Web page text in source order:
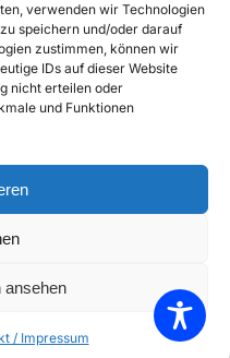
verwenden wir Technologien
speichern und/oder darauf
zustimmen, können wir
IDs auf dieser Website
nicht erteilen oder
und Funktionen
ansehen
/ Impressum